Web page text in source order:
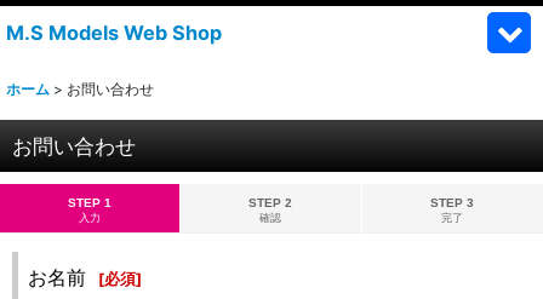
M.S Models Web Shop
ホーム > お問い合わせ
お問い合わせ
STEP 1
入力
STEP 2
確認
STEP 3
完了
お名前 [必須]